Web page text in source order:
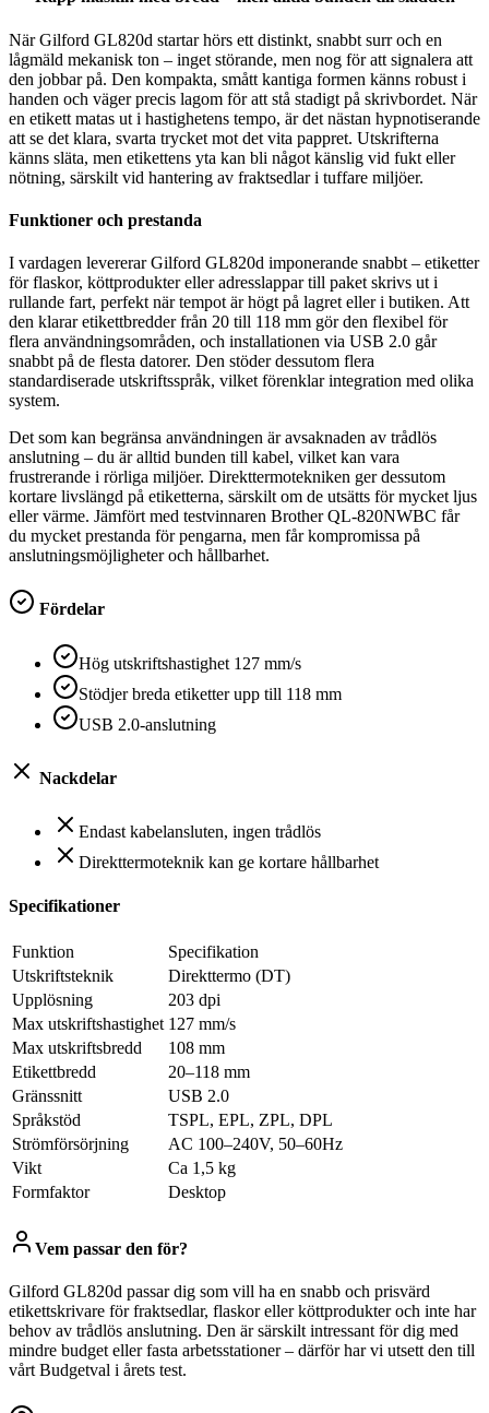
När Gilford GL820d startar hörs ett distinkt, snabbt surr och en
lågmäld mekanisk ton – inget störande, men nog för att signalera att
den jobbar på. Den kompakta, smått kantiga formen känns robust i
handen och väger precis lagom för att stå stadigt på skrivbordet. När
en etikett matas ut i hastighetens tempo, är det nästan hypnotiserande
att se det klara, svarta trycket mot det vita pappret. Utskrifterna
känns släta, men etikettens yta kan bli något känslig vid fukt eller
nötning, särskilt vid hantering av fraktsedlar i tuffare miljöer.
Funktioner och prestanda
I vardagen levererar Gilford GL820d imponerande snabbt – etiketter
för flaskor, köttprodukter eller adresslappar till paket skrivs ut i
rullande fart, perfekt när tempot är högt på lagret eller i butiken. Att
den klarar etikettbredder från 20 till 118 mm gör den flexibel för
flera användningsområden, och installationen via USB 2.0 går
snabbt på de flesta datorer. Den stöder dessutom flera
standardiserade utskriftsspråk, vilket förenklar integration med olika
system.
Det som kan begränsa användningen är avsaknaden av trådlös
anslutning – du är alltid bunden till kabel, vilket kan vara
frustrerande i rörliga miljöer. Direkttermotekniken ger dessutom
kortare livslängd på etiketterna, särskilt om de utsätts för mycket ljus
eller värme. Jämfört med testvinnaren Brother QL-820NWBC får
du mycket prestanda för pengarna, men får kompromissa på
anslutningsmöjligheter och hållbarhet.
Fördelar
Hög utskriftshastighet 127 mm/s
Stödjer breda etiketter upp till 118 mm
USB 2.0-anslutning
Nackdelar
Endast kabelansluten, ingen trådlös
Direkttermoteknik kan ge kortare hållbarhet
Specifikationer
Funktion
Specifikation
Utskriftsteknik
Direkttermo (DT)
Upplösning
203 dpi
Max utskriftshastighet 127 mm/s
Max utskriftsbredd
108 mm
Etikettbredd
20–118 mm
Gränssnitt
USB 2.0
Språkstöd
TSPL, EPL, ZPL, DPL
Strömförsörjning
AC 100–240V, 50–60Hz
Vikt
Ca 1,5 kg
Formfaktor
Desktop
Vem passar den för?
Gilford GL820d passar dig som vill ha en snabb och prisvärd
etikettskrivare för fraktsedlar, flaskor eller köttprodukter och inte har
behov av trådlös anslutning. Den är särskilt intressant för dig med
mindre budget eller fasta arbetsstationer – därför har vi utsett den till
vårt Budgetval i årets test.